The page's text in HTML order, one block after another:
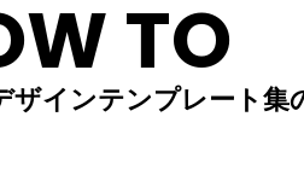
TO
ザインテンプレート集